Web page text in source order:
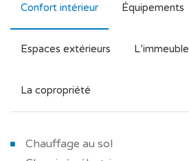
Confort intérieur Équipements
Espaces extérieurs L’immeuble
La copropriété
Chauffage au sol